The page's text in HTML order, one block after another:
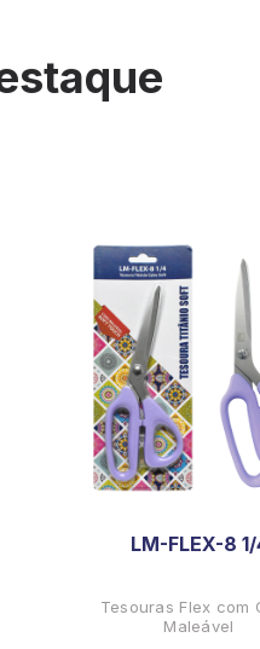
LM-FLEX-8
Tesouras Flex com
Maleável